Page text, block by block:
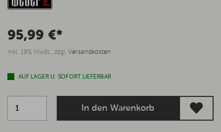
95,99 €*
inkl. 19% MwSt., zzgl.Versandkosten
AUF LAGER U. SOFORT LIEFERBAR
In den Warenkorb